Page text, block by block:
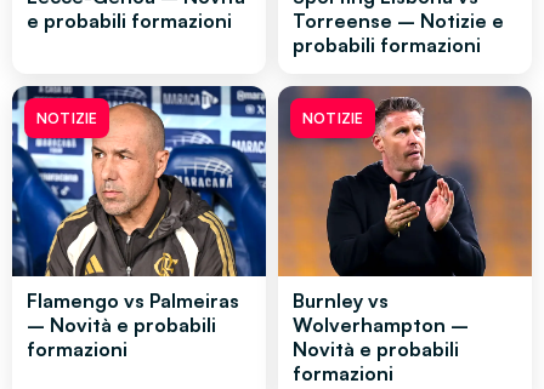
e probabili formazioni
Torreense – Notizie e
probabili formazioni
NOTIZIE
Flamengo vs Palmeiras
– Novità e probabili
formazioni
NOTIZIE
Burnley vs
Wolverhampton –
Novità e probabili
formazioni